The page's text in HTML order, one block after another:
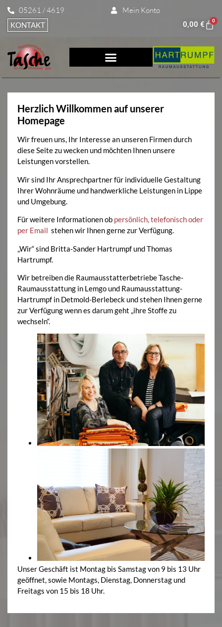
05261 / 4619 Mein Konto
KONTAKT 0,00 € 0
Herzlich Willkommen auf unserer
Homepage
Wir freuen uns, Ihr Interesse an unseren Firmen durch
diese Seite zu wecken und möchten Ihnen unsere
Leistungen vorstellen.
Wir sind Ihr Ansprechpartner für individuelle Gestaltung
Ihrer Wohnräume und handwerkliche Leistungen in Lippe
und Umgebung.
Für weitere Informationen ob persönlich, telefonisch oder
per Email stehen wir Ihnen gerne zur Verfügung.
„Wir“ sind Britta-Sander Hartrumpf und Thomas
Hartrumpf.
Wir betreiben die Raumausstatterbetriebe Tasche-
Raumausstattung in Lemgo und Raumausstattung-
Hartrumpf in Detmold-Berlebeck und stehen Ihnen gerne
zur Verfügung wenn es darum geht „ihre Stoffe zu
wechseln“.
Unser Geschäft ist Montag bis Samstag von 9 bis 13 Uhr
geöffnet, sowie Montags, Dienstag, Donnerstag und
Freitags von 15 bis 18 Uhr.